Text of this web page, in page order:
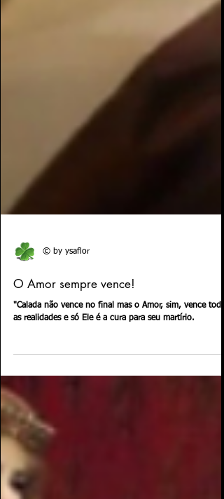
O Amor sempre vence!
"Calada não vence no final mas o Amor, sim, vence todas
as realidades e só Ele é a cura para seu martírio.